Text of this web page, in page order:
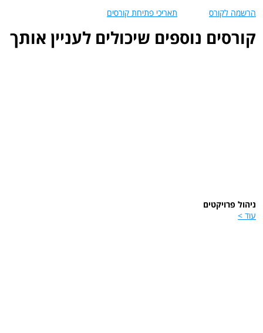
הרשמה לקורס תאריכי פתיחת קורסים
קורסים נוספים שיכולים לעניין אותך
ניהול פרויקטים
עוד >